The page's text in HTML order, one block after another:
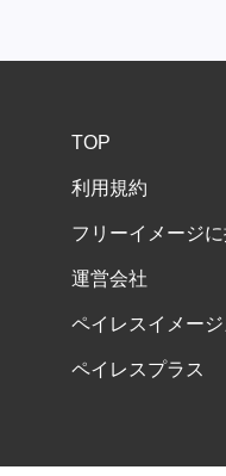
TOP
利用規約
フリーイメージ
運営会社
ペイレスイメー
ペイレスプラス